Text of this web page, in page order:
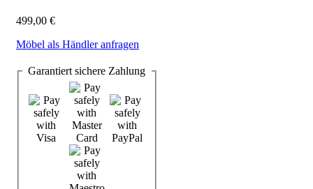
499,00 €
Möbel als Händler anfragen
Garantiertsichere Zahlung